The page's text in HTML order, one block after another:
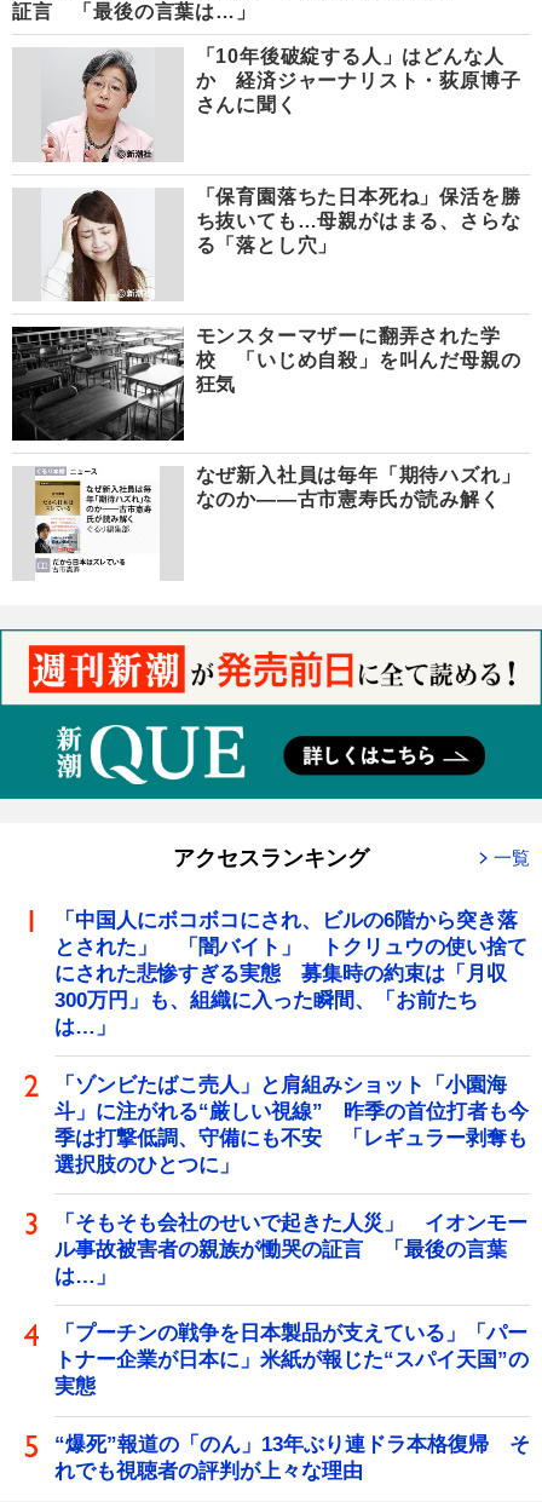
証言 「最後の言葉は…」
「10年後破綻する人」はどんな人
か 経済ジャーナリスト・荻原博子
さんに聞く
「保育園落ちた日本死ね」保活を勝
ち抜いても…母親がはまる、さらな
る「落とし穴」
モンスターマザーに翻弄された学
校 「いじめ自殺」を叫んだ母親の
狂気
なぜ新入社員は毎年「期待ハズれ」
なのか――古市憲寿氏が読み解く
アクセスランキング 一覧
「中国人にボコボコにされ、ビルの6階から突き落
とされた」 「闇バイト」 トクリュウの使い捨て
にされた悲惨すぎる実態 募集時の約束は「月収
300万円」も、組織に入った瞬間、「お前たち
は…」
「ゾンビたばこ売人」と肩組みショット「小園海
斗」に注がれる“厳しい視線” 昨季の首位打者も今
季は打撃低調、守備にも不安 「レギュラー剥奪も
選択肢のひとつに」
「そもそも会社のせいで起きた人災」 イオンモー
ル事故被害者の親族が慟哭の証言 「最後の言葉
は…」
「プーチンの戦争を日本製品が支えている」「パー
トナー企業が日本に」米紙が報じた“スパイ天国”の
実態
“爆死”報道の「のん」13年ぶり連ドラ本格復帰 そ
れでも視聴者の評判が上々な理由